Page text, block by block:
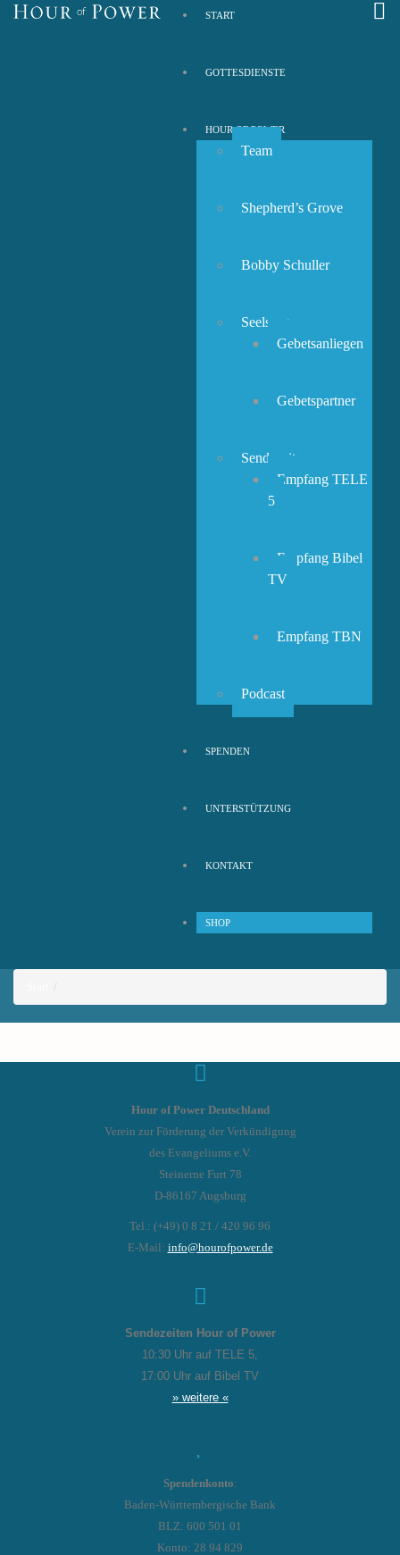
START
GOTTESDIENSTE
HOUR OF POWER
Team
Shepherd’s Grove
Bobby Schuller
Seelsorge
Gebetsanliegen
Gebetspartner
Sendezeiten
Empfang TELE
5
Empfang Bibel
TV
Empfang TBN
Podcast
SPENDEN
UNTERSTÜTZUNG
KONTAKT
SHOP
Hour of Power Deutschland
Verein zur Förderung der Verkündigung
des Evangeliums e.V.
Steinerne Furt 78
D-86167 Augsburg
Tel.: (+49) 0 8 21 / 420 96 96
E-Mail: info@hourofpower.de
Sendezeiten Hour of Power
10:30 Uhr auf TELE 5,
17:00 Uhr auf Bibel TV
» weitere «
Spendenkonto:
Baden-Württembergische Bank
BLZ: 600 501 01
Konto: 28 94 829